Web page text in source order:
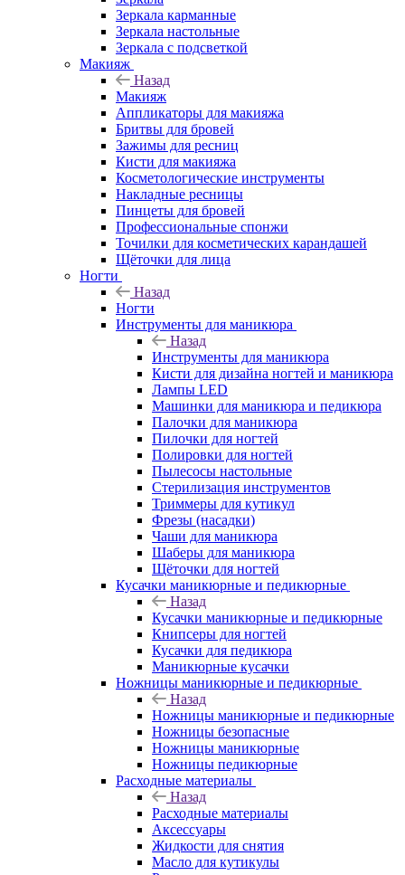
Зеркала карманные
Зеркала настольные
Зеркала с подсветкой
Макияж
Назад
Макияж
Аппликаторы для макияжа
Бритвы для бровей
Зажимы для ресниц
Кисти для макияжа
Косметологические инструменты
Накладные ресницы
Пинцеты для бровей
Профессиональные спонжи
Точилки для косметических карандашей
Щёточки для лица
Ногти
Назад
Ногти
Инструменты для маникюра
Назад
Инструменты для маникюра
Кисти для дизайна ногтей и маникюра
Лампы LED
Машинки для маникюра и педикюра
Палочки для маникюра
Пилочки для ногтей
Полировки для ногтей
Пылесосы настольные
Стерилизация инструментов
Триммеры для кутикул
Фрезы (насадки)
Чаши для маникюра
Шаберы для маникюра
Щёточки для ногтей
Кусачки маникюрные и педикюрные
Назад
Кусачки маникюрные и педикюрные
Книпсеры для ногтей
Кусачки для педикюра
Маникюрные кусачки
Ножницы маникюрные и педикюрные
Назад
Ножницы маникюрные и педикюрные
Ножницы безопасные
Ножницы маникюрные
Ножницы педикюрные
Расходные материалы
Назад
Расходные материалы
Аксессуары
Жидкости для снятия
Масло для кутикулы